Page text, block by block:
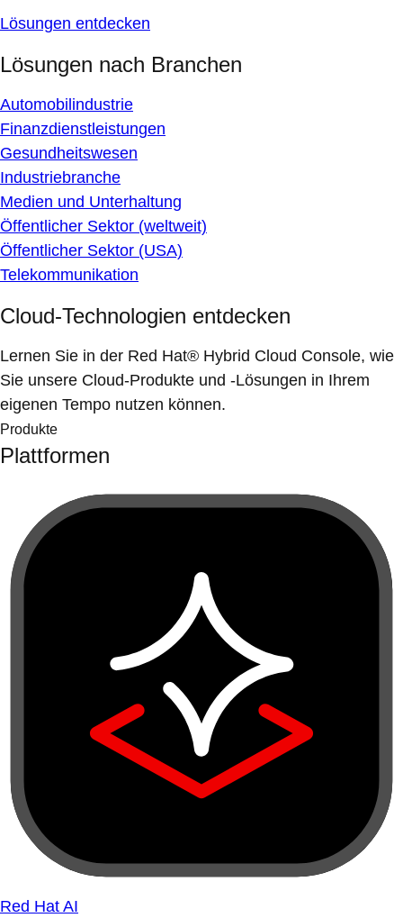
Lösungen entdecken
Lösungen nach Branchen
Automobilindustrie
Finanzdienstleistungen
Gesundheitswesen
Industriebranche
Medien und Unterhaltung
Öffentlicher Sektor (weltweit)
Öffentlicher Sektor (USA)
Telekommunikation
Cloud-Technologien entdecken
Lernen Sie in der Red Hat® Hybrid Cloud Console, wie
Sie unsere Cloud-Produkte und -Lösungen in Ihrem
eigenen Tempo nutzen können.
Produkte
Plattformen
Red Hat AI